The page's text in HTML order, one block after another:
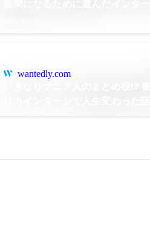
wantedly.com